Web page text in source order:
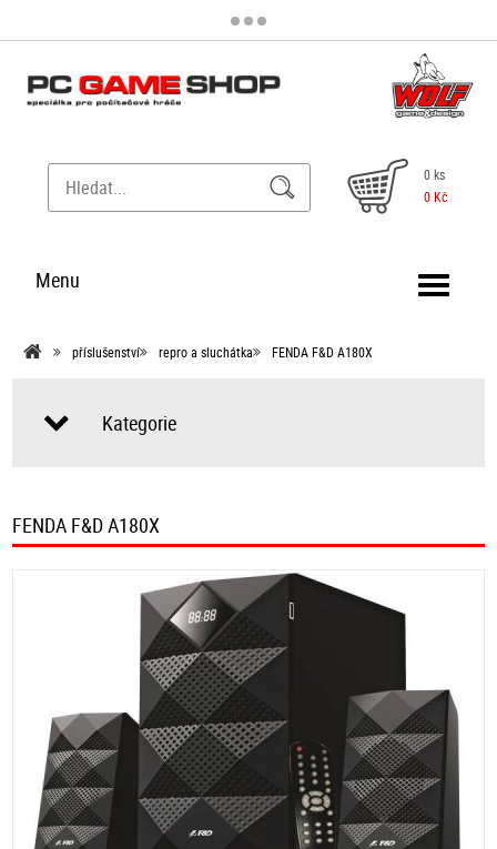
0 ks
0 Kč
Menu
příslušenství repro a sluchátka FENDA F&D A180X
Kategorie
FENDA F&D A180X